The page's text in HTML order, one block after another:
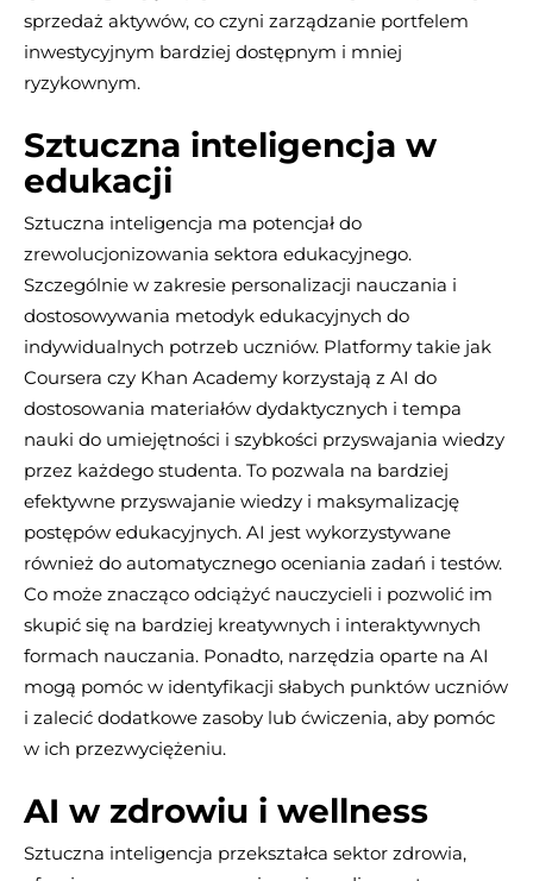
sprzedaż aktywów, co czyni zarządzanie portfelem
inwestycyjnym bardziej dostępnym i mniej
ryzykownym.
Sztuczna inteligencja w
edukacji
Sztuczna inteligencja ma potencjał do
zrewolucjonizowania sektora edukacyjnego.
Szczególnie w zakresie personalizacji nauczania i
dostosowywania metodyk edukacyjnych do
indywidualnych potrzeb uczniów. Platformy takie jak
Coursera czy Khan Academy korzystają z AI do
dostosowania materiałów dydaktycznych i tempa
nauki do umiejętności i szybkości przyswajania wiedzy
przez każdego studenta. To pozwala na bardziej
efektywne przyswajanie wiedzy i maksymalizację
postępów edukacyjnych. AI jest wykorzystywane
również do automatycznego oceniania zadań i testów.
Co może znacząco odciążyć nauczycieli i pozwolić im
skupić się na bardziej kreatywnych i interaktywnych
formach nauczania. Ponadto, narzędzia oparte na AI
mogą pomóc w identyfikacji słabych punktów uczniów
i zalecić dodatkowe zasoby lub ćwiczenia, aby pomóc
w ich przezwyciężeniu.
AI w zdrowiu i wellness
Sztuczna inteligencja przekształca sektor zdrowia,